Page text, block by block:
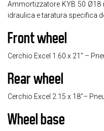
Ammortizzatore KYB 50
idraulica e taratura specifica
Front wheel
Cerchio Excel 1.60 x 21’’ –
Rear wheel
Cerchio Excel 2.15 x 18’’–
Wheel base